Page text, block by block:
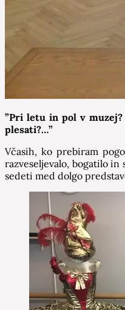
”Pri letu in pol v
plesati?…”
Včasih, ko prebiram
razveseljevalo, bogatilo
sedeti med dolgo